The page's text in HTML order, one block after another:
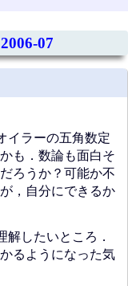
2006-07
イラーの五角数定
も．数論も面白そ
ろうか？可能か不
，自分にできるか
解したいところ．
るようになった気